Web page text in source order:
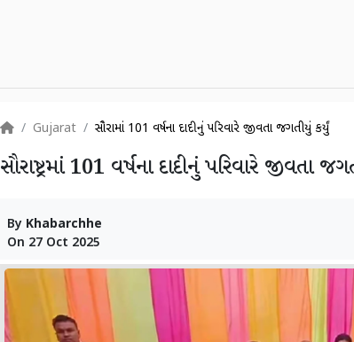
Gujarat સૌરાષ્ટ્રમાં 101 વર્ષના દાદીનું પરિવારે જીવતા જગતીયું કર્યું
સૌરાષ્ટ્રમાં 101 વર્ષના દાદીનું પરિવારે જીવતા
By Khabarchhe
On 27 Oct 2025